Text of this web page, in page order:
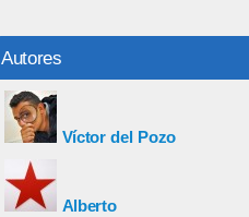
Autores
Víctor del Pozo
Alberto